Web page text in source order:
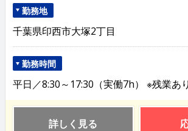
勤務地
千葉県印西市大塚2丁目
勤務時間
平日／8:30～17:30（実働7h） ※残業あり
詳しく見る